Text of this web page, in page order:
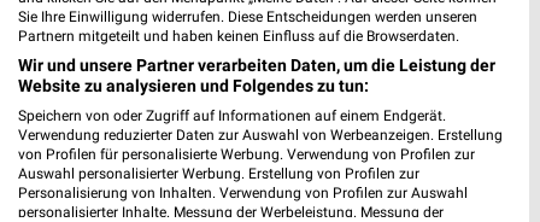
52,5 km
Dieter Knoll
Gültig bis Fr. 14.08.
Angebote ab 06.08.
Gültig bis Mi. 12.08.
XXXLutz REWE
Sie Ihre Einwilligung widerrufen. Diese Entscheidungen werden unseren
Partnern mitgeteilt und haben keinen Einfluss auf die Browserdaten.
Wir und unsere Partner verarbeiten Daten, um die Leistung der
Website zu analysieren und Folgendes zu tun:
Speichern von oder Zugriff auf Informationen auf einem Endgerät.
Verwendung reduzierter Daten zur Auswahl von Werbeanzeigen. Erstellung
von Profilen für personalisierte Werbung. Verwendung von Profilen zur
Auswahl personalisierter Werbung. Erstellung von Profilen zur
Personalisierung von Inhalten. Verwendung von Profilen zur Auswahl
personalisierter Inhalte. Messung der Werbeleistung. Messung der